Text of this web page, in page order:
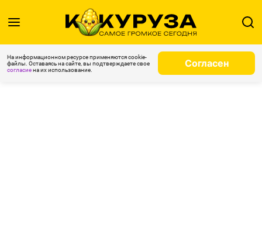
На информационном ресурсе применяются cookie-
файлы. Оставаясь на сайте, вы подтверждаете свое
согласиена их использование.
Согласен